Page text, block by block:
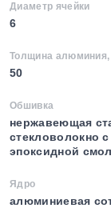
Диаметр ячейки
6
Толщина
50
Обшивка
нержавеющая
стекловолокно с
эпоксидной
Ядро
алюминиевая